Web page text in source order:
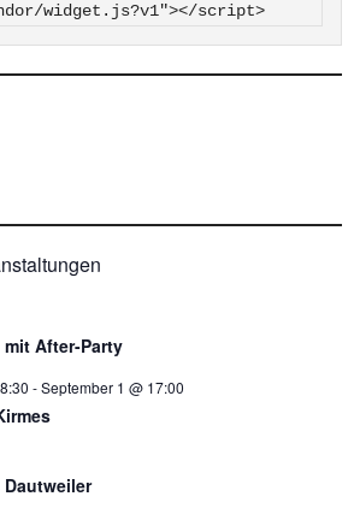
widget.js?v1"></script>
After-Party
-September 1 @ 17:00
Dautweiler